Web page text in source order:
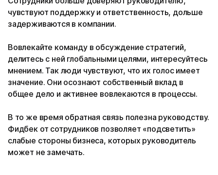
чувствуют поддержку и ответственность, дольше
задерживаются в компании.
Вовлекайте команду в обсуждение стратегий,
делитесь с ней глобальными целями, интересуйтесь
мнением. Так люди чувствуют, что их голос имеет
значение. Они осознают собственный вклад в
общее дело и активнее вовлекаются в процессы.
В то же время обратная связь полезна руководству.
Фидбек от сотрудников позволяет «подсветить»
слабые стороны бизнеса, которых руководитель
может не замечать.